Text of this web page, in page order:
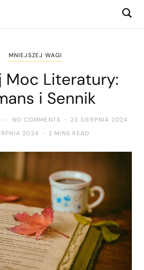
MNIEJSZEJ WAGI
Moc Literatury:
i Sennik
NO COMMENTS
23 SIERPNIA 2024
2024
2 MINS READ